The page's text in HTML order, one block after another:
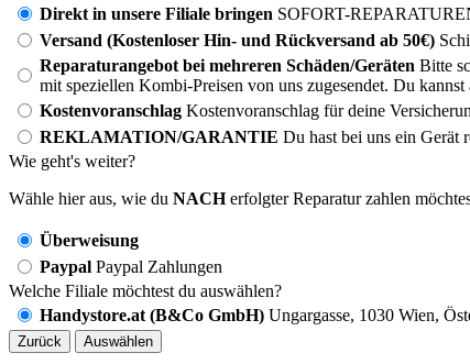
Direkt in unsere Filiale bringen SOFORT-
Versand (Kostenloser Hin- und Rückversand ab 50€)
Reparaturangebot bei mehreren Schäden/Geräten Bitte
mit speziellen Kombi-Preisen von uns zugesendet. Du
Kostenvoranschlag Kostenvoranschlag für deine
REKLAMATION/GARANTIE Du hast bei uns ein Gerät
Wie geht's weiter?
Wähle hier aus, wie du NACHerfolgter Reparatur zahlen
Überweisung
Paypal Paypal Zahlungen
Welche Filiale möchtest du auswählen?
Handystore.at (B&Co GmbH) Ungargasse, 1030 Wien,
Zurück Auswählen